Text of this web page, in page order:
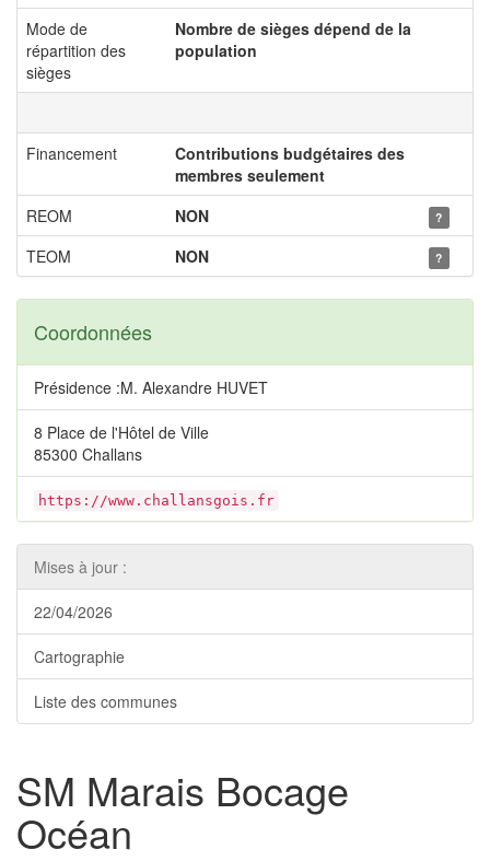
Mode de
répartition des
sièges
Nombre de sièges dépend de la
population
Financement
Contributions budgétaires des
membres seulement
REOM
NON ?
TEOM NON ?
Coordonnées
Présidence :M. Alexandre HUVET
8 Place de l'Hôtel de Ville
85300 Challans
https://www.challansgois.fr
Mises à jour :
22/04/2026
Cartographie
Liste des communes
SM Marais Bocage
Océan